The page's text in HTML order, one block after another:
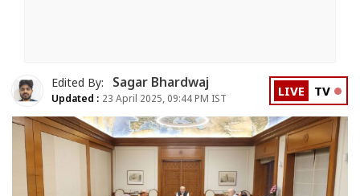
Edited By: Sagar Bhardwaj
Updated : 23 April 2025, 09:44 PM IST LIVE TV